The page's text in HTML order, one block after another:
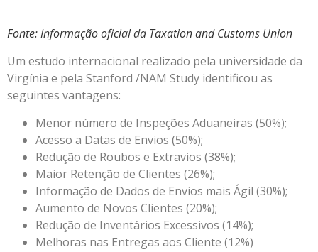
Fonte: Informação oficial da Taxation and Customs Union
Um estudo internacional realizado pela universidade da
Virgínia e pela Stanford /NAM Study identificou as
seguintes vantagens:
Menor número de Inspeções Aduaneiras (50%);
Acesso a Datas de Envios (50%);
Redução de Roubos e Extravios (38%);
Maior Retenção de Clientes (26%);
Informação de Dados de Envios mais Ágil (30%);
Aumento de Novos Clientes (20%);
Redução de Inventários Excessivos (14%);
Melhoras nas Entregas aos Cliente (12%)